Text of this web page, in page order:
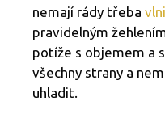
nemají rády třeba
pravidelným
potíže s objemem a
všechny strany a
uhladit.